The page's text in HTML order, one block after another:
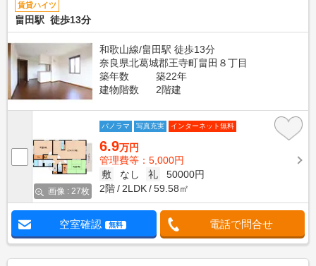
賃貸ハイツ
畠田駅 徒歩13分
和歌山線/畠田駅 徒歩13分
奈良県北葛城郡王寺町畠田８丁目
築年数
築22年
建物階数
2階建
画像 : 27枚
パノラマ 写真充実 インターネット無料
6.9万円
管理費等：5,000円
敷
なし 礼
50000円
2階
2LDK 59.58㎡
空室確認 無料 電話で問合せ